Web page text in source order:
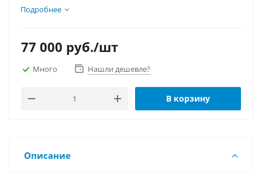
Подробнее
77 000 руб./шт
Много Нашли дешевле?
В корзину
Описание